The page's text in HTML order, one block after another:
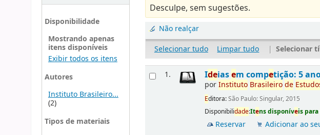
Disponibilidade
Mostrando apenas
itens disponíveis
Exibir todos os itens
Autores
Instituto Brasileiro...
(2)
Tipos de materiais
Desculpe, sem sugestões.
Não realçar
Selecionar tudo
Limpar tudo | Selecionar
1. Ideiasem competição: 5
porInstituto Brasileirode E
Editora:São Paulo: Singular, 2015
Disponibilidade:Itens disponíveis para
Reservar Adicionar ao